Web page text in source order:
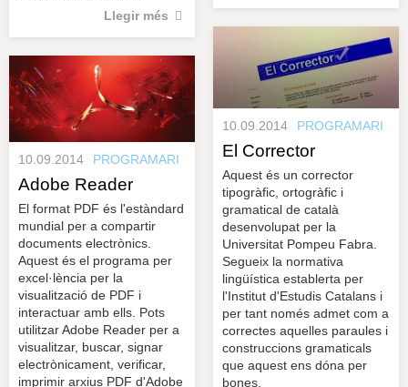
Llegir més
10.09.2014 PROGRAMARI
El Corrector
Aquest és un corrector
tipogràfic, ortogràfic i
gramatical de català
desenvolupat per la
Universitat Pompeu Fabra.
Segueix la normativa
lingüística establerta per
l'Institut d'Estudis Catalans i
per tant només admet com a
correctes aquelles paraules i
construccions gramaticals
que aquest ens dóna per
bones.
10.09.2014 PROGRAMARI
Adobe Reader
El format PDF és l'estàndard
mundial per a compartir
documents electrònics.
Aquest és el programa per
excel·lència per la
visualització de PDF i
interactuar amb ells. Pots
utilitzar Adobe Reader per a
visualitzar, buscar, signar
electrònicament, verificar,
imprimir arxius PDF d'Adobe